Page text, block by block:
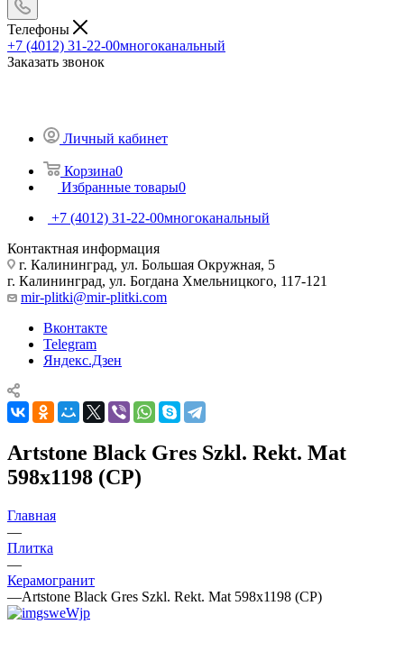
Телефоны
+7 (4012) 31-22-00многоканальный
Заказать звонок
Личный кабинет
Корзина0
Избранные товары0
+7 (4012) 31-22-00многоканальный
Контактная информация
г. Калининград, ул. Большая Окружная, 5
г. Калининград, ул. Богдана Хмельницкого, 117-121
mir-plitki@mir-plitki.com
Вконтакте
Telegram
Яндекс.Дзен
Artstone Black Gres Szkl. Rekt. Mat
598x1198 (CP)
Главная
—
Плитка
—
Керамогранит
—Artstone Black Gres Szkl. Rekt. Mat 598x1198 (CP)